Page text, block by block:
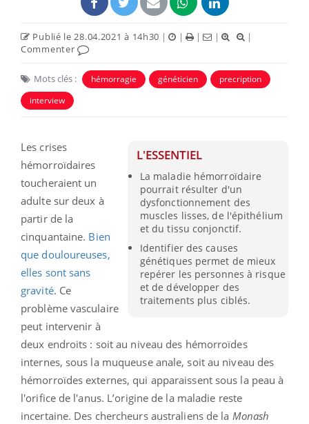
Publié le 28.04.2021 à 14h30 | | | |
|
Commenter
Mots clés : hémorragie généticien
precription
interview
L'ESSENTIEL
La maladie hémorroïdaire
pourrait résulter d'un
dysfonctionnement des
muscles lisses, de l'épithélium
et du tissu conjonctif.
Identifier des causes
génétiques permet de mieux
repérer les personnes à risque
et de développer des
traitements plus ciblés.
Les crises
hémorroïdaires
toucheraient un
adulte sur deux à
partir de la
cinquantaine. Bien
que douloureuses,
elles sont sans
gravité. Ce
problème vasculaire
peut intervenir à
deux endroits : soit au niveau des hémorroïdes
internes, sous la muqueuse anale, soit au niveau des
hémorroïdes externes, qui apparaissent sous la peau à
l'orifice de l'anus. L’origine de la maladie reste
incertaine. Des chercheurs australiens de la Monash